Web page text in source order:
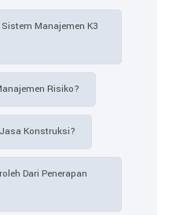
Manajemen K3
Risiko?
Konstruksi?
Dari Penerapan